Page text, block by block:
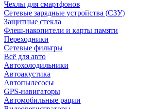
Чехлы для смартфонов
Сетевые зарядные устройства (СЗУ)
Защитные стекла
Флеш-накопители и карты памяти
Переходники
Сетевые фильтры
Всё для авто
Автохолодильники
Автоакустика
Автопылесосы
GPS-навигаторы
Автомобильные рации